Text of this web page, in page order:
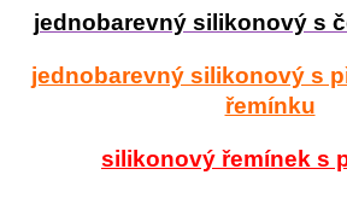
jednobarevný silikonový s
jednobarevný silikonový s
řemínku
silikonový řemínek s